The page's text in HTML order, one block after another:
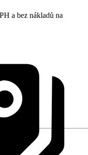
a bez nákladů na